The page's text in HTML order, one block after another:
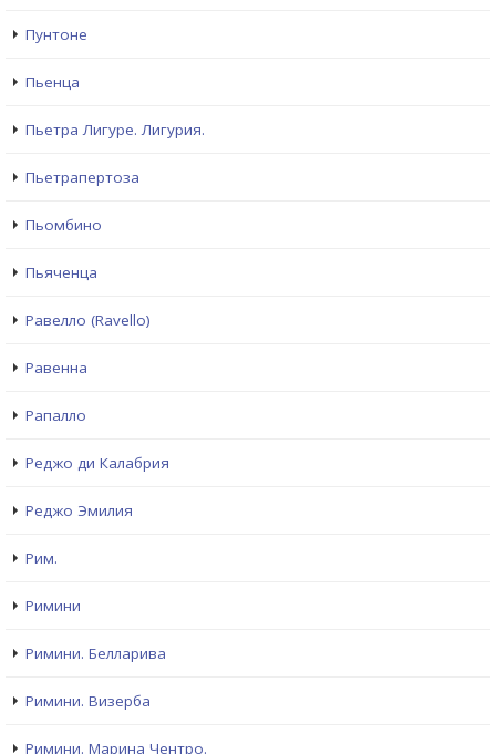
Пунтоне
Пьенца
Пьетра Лигуре. Лигурия.
Пьетрапертоза
Пьомбино
Пьяченца
Равелло (Ravello)
Равенна
Рапалло
Реджо ди Калабрия
Реджо Эмилия
Рим.
Римини
Римини. Белларива
Римини. Визерба
Римини. Марина Чентро.